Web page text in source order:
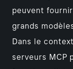
peuvent
grands
Dans le
serveurs MCP